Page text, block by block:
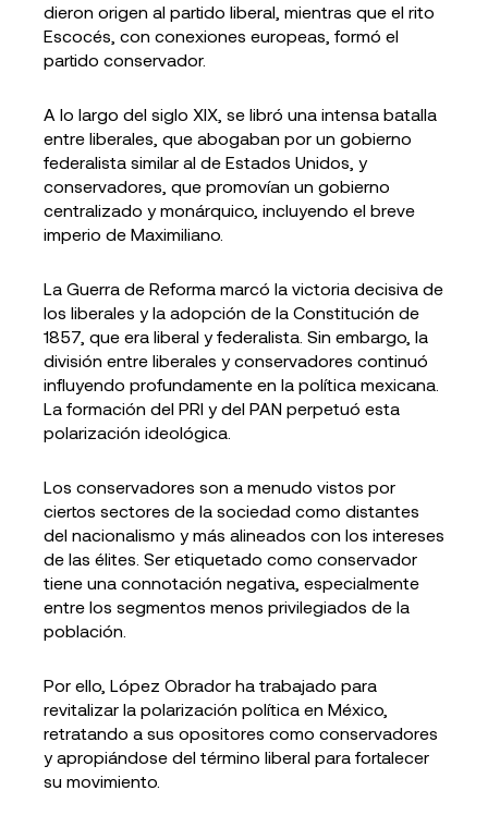
dieron origen al partido liberal, mientras que el rito
Escocés, con conexiones europeas, formó el
partido conservador.
A lo largo del siglo XIX, se libró una intensa batalla
entre liberales, que abogaban por un gobierno
federalista similar al de Estados Unidos, y
conservadores, que promovían un gobierno
centralizado y monárquico, incluyendo el breve
imperio de Maximiliano.
La Guerra de Reforma marcó la victoria decisiva de
los liberales y la adopción de la Constitución de
1857, que era liberal y federalista. Sin embargo, la
división entre liberales y conservadores continuó
influyendo profundamente en la política mexicana.
La formación del PRI y del PAN perpetuó esta
polarización ideológica.
Los conservadores son a menudo vistos por
ciertos sectores de la sociedad como distantes
del nacionalismo y más alineados con los intereses
de las élites. Ser etiquetado como conservador
tiene una connotación negativa, especialmente
entre los segmentos menos privilegiados de la
población.
Por ello, López Obrador ha trabajado para
revitalizar la polarización política en México,
retratando a sus opositores como conservadores
y apropiándose del término liberal para fortalecer
su movimiento.